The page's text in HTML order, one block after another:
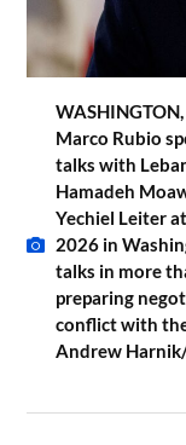
Marco Rubio
talks with
Hamadeh
Yechiel Leiter
2026 in
talks in more
preparing
conflict with
Andrew